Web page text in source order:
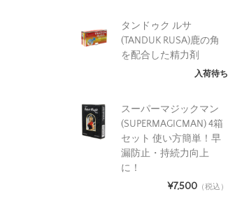
タンドゥク ルサ
(TANDUK RUSA)鹿の角
を配合した精力剤
入荷待ち
スーパーマジックマン
(SUPERMAGICMAN) 4箱
セット 使い方簡単！早
漏防止・持続力向上
に！
¥7,500 （税込）